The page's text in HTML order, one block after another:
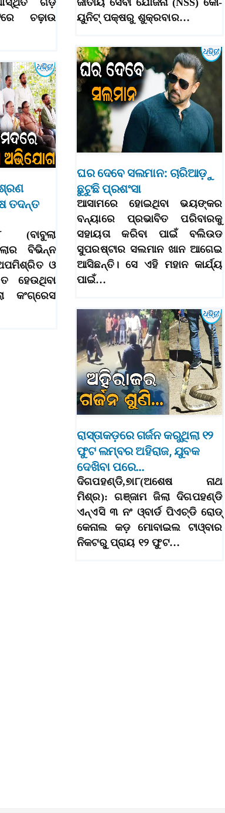
ଗଡ଼
ଚଢ଼ାଉ
ଜାତୀୟ ସେବା ଯୋଜନା (NSS) କୋ-
ୟୁନିଟ୍‌ ପକ୍ଷରୁ ଶୁକ୍ରବାର…
ଘର ଦେବେ ସଲମାନ: ଚାରିଆଡ଼ୁ
ଛୁଟୁଛି ପ୍ରଶଂସା
ଆସାମରେ ହୋଇଥିବା ଭୟଙ୍କର
ବନ୍ୟାରେ ପ୍ରଭାବିତ ପରିବାରକୁ
ସହାୟତା କରିବା ପାଇଁ ବଲିଉଡ
ସୁପରଷ୍ଟାର ସଲମାନ ଖାନ ଆଗେଇ
ଆସିଛନ୍ତି। ସେ ଏହି ମହାନ କାର୍ଯ୍ୟ
ପାଇଁ…
ତଦନ୍ତ
(ବାବୁଲା
ବିଭିନ୍ନ
ଓ
ହେଉଥିବା
କଂଗ୍ରେସ
ରାସ୍ତାକଡ଼ରେ ଗର୍ଜନ କରୁଥିଲା ୧୨
ଫୁଟ ଲମ୍ବର ଅହିରାଜ, ଯୁବକ
ଦେଖିବା ପରେ…
ଦିଗପହଣ୍ଡି,୭ା୮(ଅଶେଷ ନାଥ
ମିଶ୍ର): ଗଞ୍ଜାମ ଜିଲା ଦିଗପହଣ୍ଡି
ଏନ୍‌ଏସି ୩ ନଂ ଓ୍ବାର୍ଡ ପିଏଚ୍‌ଡି ରୋଡ୍‌
କେନାଲ କଡ଼ ମୋବାଇଲ ଟାଓ୍ବାର
ନିକଟରୁ୍‌ ପ୍ରାୟ ୧୨ ଫୁଟ…